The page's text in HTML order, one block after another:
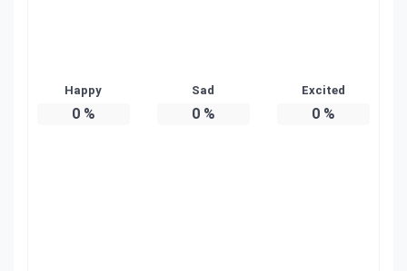
Happy
0%
Sad
0%
Excited
0%